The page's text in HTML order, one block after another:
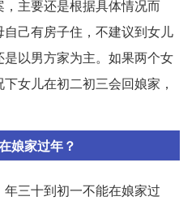
主要还是根据具体情况而
己有房子住，不建议到女儿
以男方家为主。如果两个女
女儿在初二初三会回娘家，
娘家过年？
三十到初一不能在娘家过